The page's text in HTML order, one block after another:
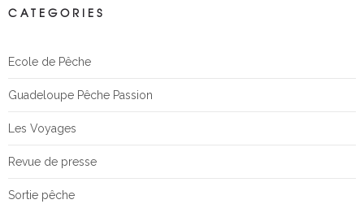
CATEGORIES
Ecole de Pêche
Guadeloupe Pêche Passion
Les Voyages
Revue de presse
Sortie pêche